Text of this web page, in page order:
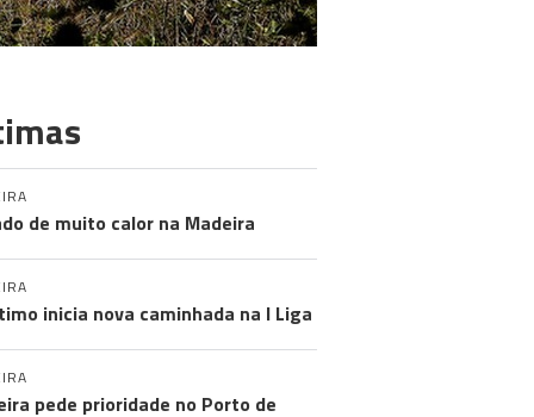
de muito calor na Madeira
inicia nova caminhada na I Liga
pede prioridade no Porto de